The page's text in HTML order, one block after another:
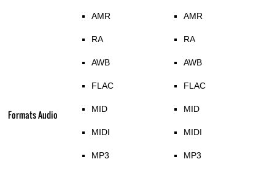
Formats Audio
AMR
RA
AWB
FLAC
MID
MIDI
MP3
AMR
RA
AWB
FLAC
MID
MIDI
MP3